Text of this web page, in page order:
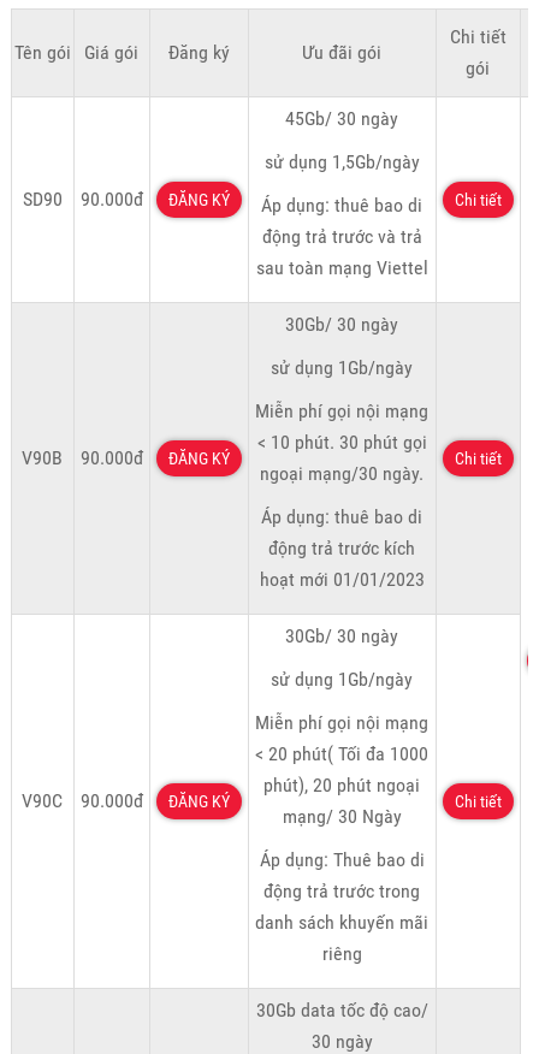
Tên gói Giá gói Đăng ký Ưu đãi gói
Chi tiết
gói
SD90 90.000đ ĐĂNG KÝ
45Gb/ 30 ngày
sử dụng 1,5Gb/ngày
Áp dụng: thuê bao di
động trả trước và trả
sau toàn mạng Viettel
Chi tiết
V90B 90.000đ ĐĂNG KÝ
30Gb/ 30 ngày
sử dụng 1Gb/ngày
Miễn phí gọi nội mạng
< 10 phút. 30 phút gọi
ngoại mạng/30 ngày.
Áp dụng: thuê bao di
động trả trước kích
hoạt mới 01/01/2023
Chi tiết
V90C 90.000đ ĐĂNG KÝ
30Gb/ 30 ngày
sử dụng 1Gb/ngày
Miễn phí gọi nội mạng
< 20 phút( Tối đa 1000
phút), 20 phút ngoại
mạng/ 30 Ngày
Áp dụng: Thuê bao di
động trả trước trong
danh sách khuyến mãi
riêng
Chi tiết
30Gb data tốc độ cao/
30 ngày